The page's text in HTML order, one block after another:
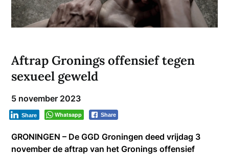
Aftrap Gronings offensief tegen
sexueel geweld
5 november 2023
Whatsapp Share
Share
GRONINGEN – De GGD Groningen deed vrijdag 3
november de aftrap van het Gronings offensief